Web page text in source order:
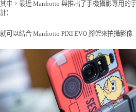
其中，最近 Manfrotto 與推出了手機攝影專用的
計）
就可以結合 Manfrotto PIXI EVO 腳架來拍攝影像